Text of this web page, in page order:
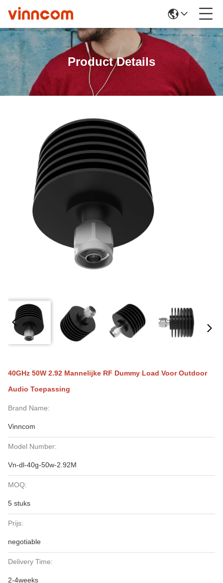
Product Details
40GHz 50W 2.92 Mannelijke RF Dummy Load Voor Outdoor
Audio Toepassing
Brand Name:
Vinncom
Model Number:
Vn-dl-40g-50w-2.92M
MOQ:
5 stuks
Prijs:
negotiable
Delivery Time:
2-4weeks